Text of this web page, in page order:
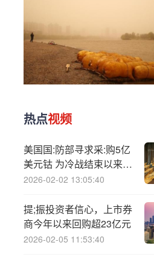
热点视频
美国国:防部寻求采:购5亿
美元钴 为冷战结束以来首
次采购
2026-02-02 13:05:40
提;振投资者信心，上市券
商今年以来回购超23亿元
2026-02-05 11:53:40